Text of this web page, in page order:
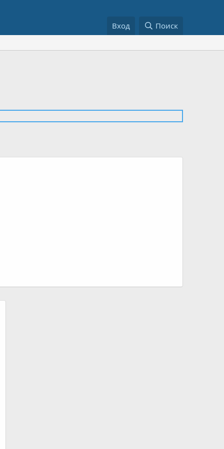
Вход Поиск